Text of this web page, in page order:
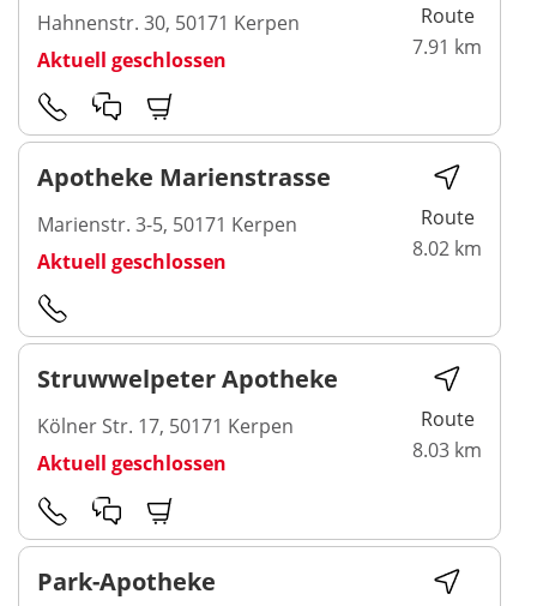
Hahnenstr. 30, 50171 Kerpen
Aktuell geschlossen
Route
7.91 km
Apotheke Marienstrasse
Marienstr. 3-5, 50171 Kerpen
Aktuell geschlossen
Route
8.02 km
Struwwelpeter Apotheke
Kölner Str. 17, 50171 Kerpen
Aktuell geschlossen
Route
8.03 km
Park-Apotheke